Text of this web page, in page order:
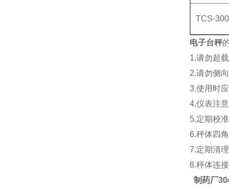
TCS-300
电子台秤
1.请勿超
2.请勿侧
3.使用时
4.仪表注
5.定期校
6.秤体四
7.定期清
8.秤体连
制药厂